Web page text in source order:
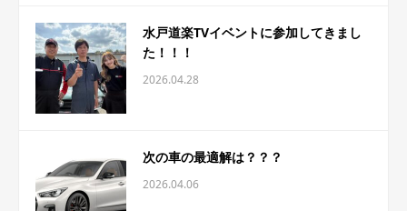
水戸道楽TVイベントに参加してきまし
た！！！
2026.04.28
次の車の最適解は？？？
2026.04.06